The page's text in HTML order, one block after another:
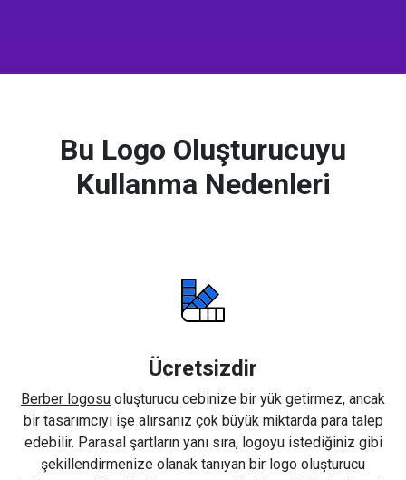
Bu Logo Oluşturucuyu
Kullanma Nedenleri
Ücretsizdir
Berber logosu oluşturucu cebinize bir yük getirmez, ancak
bir tasarımcıyı işe alırsanız çok büyük miktarda para talep
edebilir. Parasal şartların yanı sıra, logoyu istediğiniz gibi
şekillendirmenize olanak tanıyan bir logo oluşturucu